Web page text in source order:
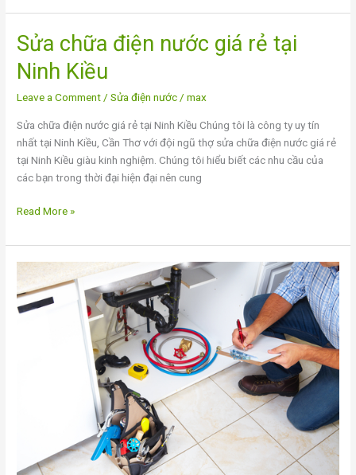
Sửa chữa điện nước giá rẻ tại
Ninh Kiều
Leave a Comment/Sửa điện nước/max
Sửa chữa điện nước giá rẻ tại Ninh Kiều Chúng tôi là công ty uy tín
nhất tại Ninh Kiều, Cần Thơ với đội ngũ thợ sửa chữa điện nước giá rẻ
tại Ninh Kiều giàu kinh nghiệm. Chúng tôi hiểu biết các nhu cầu của
các bạn trong thời đại hiện đại nên cung
Sửa
chữa
điện
rẻ
tại
Ninh
Kiều
Read More »
Dịch
vụ
sửa